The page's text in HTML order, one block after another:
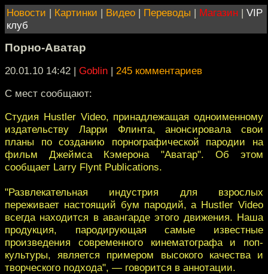
Новости | Картинки | Видео | Переводы | Магазин | VIP
клуб
Порно-Аватар
20.01.10 14:42 | Goblin | 245 комментариев
С мест сообщают:
Студия Hustler Video, принадлежащая одноименному
издательству Ларри Флинта, анонсировала свои
планы по созданию порнографической пародии на
фильм Джеймса Кэмерона "Аватар". Об этом
сообщает Larry Flynt Publications.
"Развлекательная индустрия для взрослых
переживает настоящий бум пародий, а Hustler Video
всегда находится в авангарде этого движения. Наша
продукция, пародирующая самые известные
произведения современного кинематографа и поп-
культуры, является примером высокого качества и
творческого подхода", — говорится в аннотации.